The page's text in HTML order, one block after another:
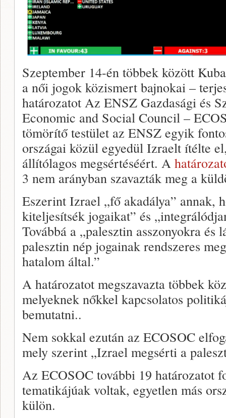
Szeptember 14-én többek között
a női jogok közismert bajnokai –
határozatot Az ENSZ Gazdasági és
Economic and Social Council –
tömörítő testület az ENSZ egyik
országai közül egyedül Izraelt ítélte
állítólagos megsértéséért. A
3 nem arányban szavazták meg a
Eszerint Izrael „fő akadálya” annak,
kiteljesítsék jogaikat” és
Továbbá a „palesztin asszonyokra és
palesztin nép jogainak rendszeres
hatalom által.”
A határozatot megszavazta többek
melyeknek nőkkel kapcsolatos
bemutatni..
Nem sokkal ezután az ECOSOC
mely szerint „Izrael megsérti a
Az ECOSOC további 19 határozatot
tematikájúak voltak, egyetlen más
külön.